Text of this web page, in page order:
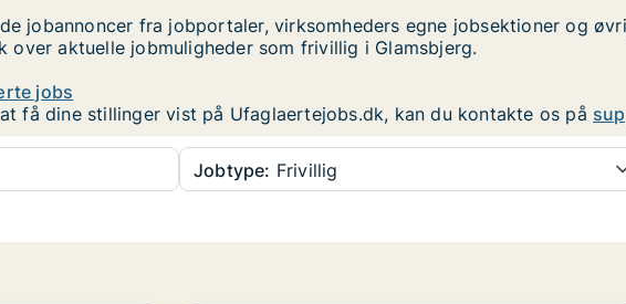
jobannoncer fra jobportaler, virksomheders egne jobsektioner og
aktuelle jobmuligheder som frivillig i Glamsbjerg.
jobs
få dine stillinger vist på Ufaglaertejobs.dk, kan du kontakte os på
Jobtype: Frivillig